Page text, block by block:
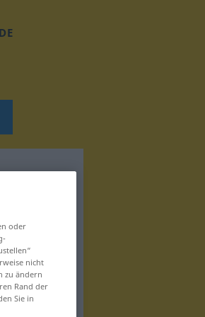
DE
oder
nicht
zu ändern
Rand der
Sie in